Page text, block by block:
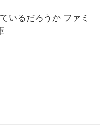
いるだろうか ファミ